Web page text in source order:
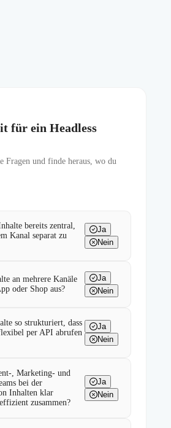
für ein Headless
Fragen und finde heraus, wo du
bereits zentral,
Kanal separat zu
Ja
Nein
an mehrere Kanäle
oder Shop aus?
Ja
Nein
so strukturiert, dass
per API abrufen
Ja
Nein
, Marketing- und
bei der
Inhalten klar
zusammen?
Ja
Nein